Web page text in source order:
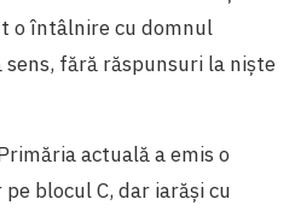
o întâlnire cu domnul
fără răspunsuri la niște
actuală a emis o
blocul C, dar iarăși cu